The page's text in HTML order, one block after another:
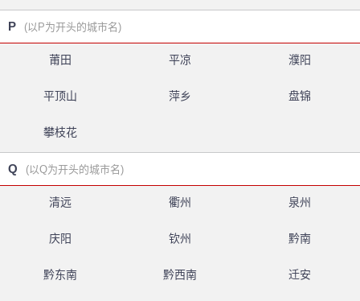
P (以P为开头的城市名)
莆田 平凉 濮阳
平顶山 萍乡 盘锦
攀枝花
Q (以Q为开头的城市名)
清远 衢州 泉州
庆阳 钦州 黔南
黔东南 黔西南 迁安